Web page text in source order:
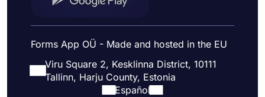
Forms App OÜ - Made and hosted in the EU
Viru Square 2, Kesklinna District, 10111
Tallinn, Harju County, Estonia
Español